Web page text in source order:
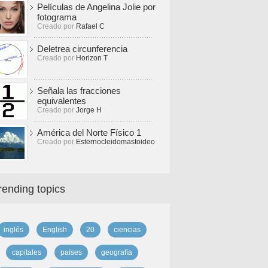
Películas de Angelina Jolie por
fotograma
Creado por Rafael C
Deletrea circunferencia
Creado por Horizon T
Señala las fracciones
equivalentes
Creado por Jorge H
América del Norte Físico 1
Creado por Esternocleidomastoideo
topics
inglés English 20 ciencias
capitales países geografía